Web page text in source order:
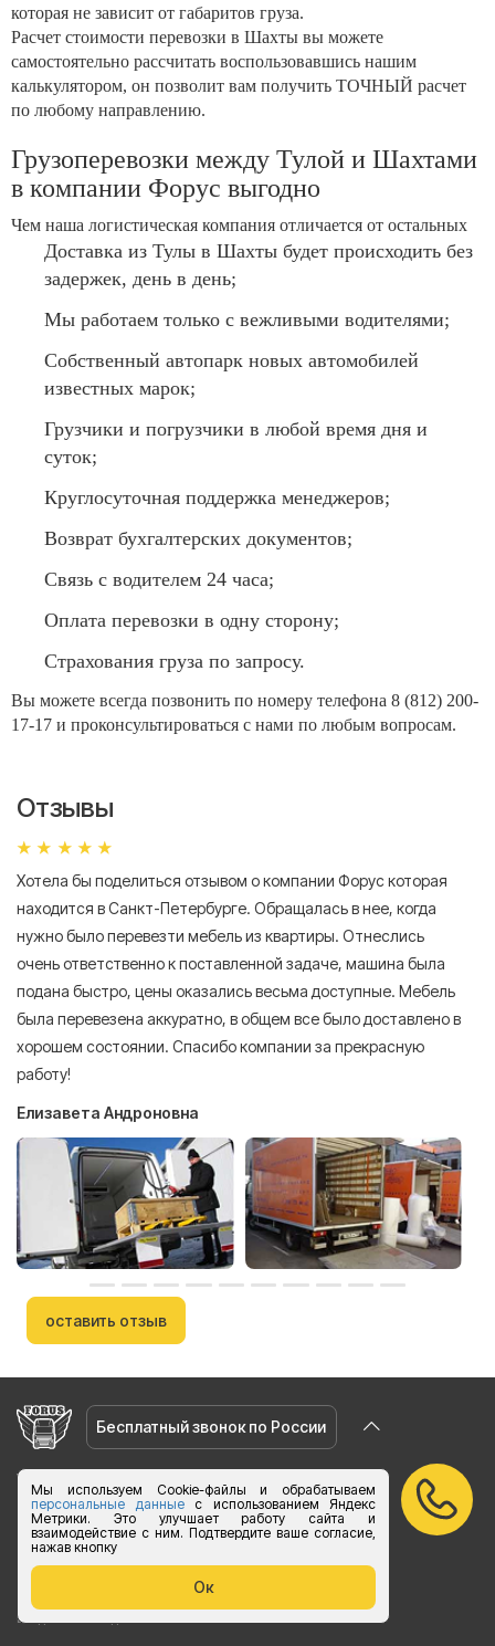
Мы используем Cookie-файлы и обрабатываем
персональные данныес использованием Яндекс
Метрики. Это улучшает работу сайта и
взаимодействие с ним. Подтвердите ваше согласие,
нажав кнопку
Ок
которая не зависит от габаритов груза.
Расчет стоимости перевозки в Шахты вы можете
самостоятельно рассчитать воспользовавшись нашим
калькулятором, он позволит вам получить ТОЧНЫЙ расчет
по любому направлению.
Грузоперевозки между Тулой и Шахтами
в компании Форус выгодно
Чем наша логистическая компания отличается от остальных
Доставка из Тулы в Шахты будет происходить без
задержек, день в день;
Мы работаем только с вежливыми водителями;
Собственный автопарк новых автомобилей
известных марок;
Грузчики и погрузчики в любой время дня и
суток;
Круглосуточная поддержка менеджеров;
Возврат бухгалтерских документов;
Связь с водителем 24 часа;
Оплата перевозки в одну сторону;
Страхования груза по запросу.
Вы можете всегда позвонить по номеру телефона 8 (812) 200-
17-17 и проконсультироваться с нами по любым вопросам.
Отзывы
Хотела бы поделиться отзывом о компании Форус которая
находится в Санкт-Петербурге. Обращалась в нее, когда
нужно было перевезти мебель из квартиры. Отнеслись
очень ответственно к поставленной задаче, машина была
подана быстро, цены оказались весьма доступные. Мебель
была перевезена аккуратно, в общем все было доставлено в
хорошем состоянии. Спасибо компании за прекрасную
работу!
Елизавета Андроновна
оставить отзыв
Бесплатный звонок по России
vk.com/foruslogistics
Присоединяйтесь
zakaz@foruslogistics.ru
Ежедневно с 8:00 до 20:00